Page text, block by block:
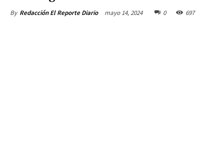
By Redacción El Reporte Diario mayo 14, 2024 0 697